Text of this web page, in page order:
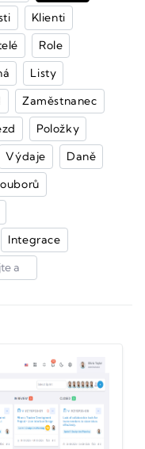
Klienti
Role
Listy
Zaměstnanec
Položky
Výdaje
Daně
Integrace